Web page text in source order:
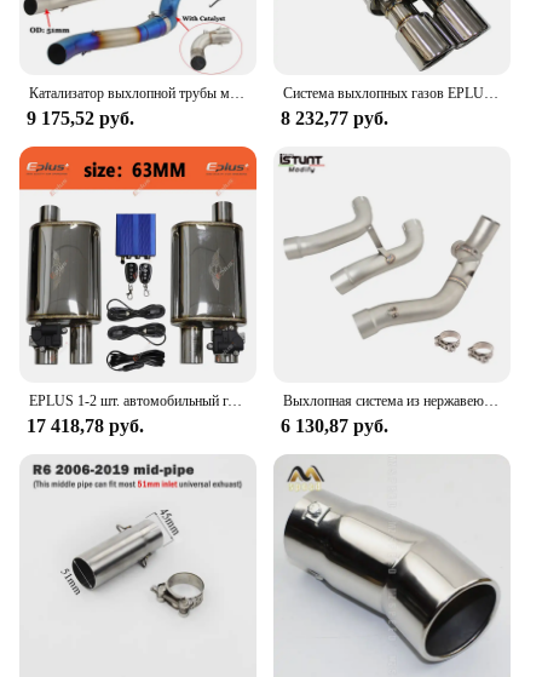
9 175,52 руб.
Система выхлопных газов EPLUS, универсальный комплект из нержавеющей стали с регулируемым клапаном, с насадкой, 51, 63, 76 мм
8 232,77 руб.
EPLUS 1-2 шт. автомобильный глушитель нержавеющая выхлопная система Электрический клапан контроль выхлопной трубы комплект Регулируемый угол клапана углеродный наконечник
17 418,78 руб.
Выхлопная система из нержавеющей стали для Ducati MULTISTRADA 1200 S SPORT TOURIN 2010 - 2014
6 130,87 руб.